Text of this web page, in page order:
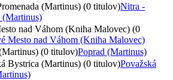
(Martinus) (0 titulov)Nitra -
(Martinus)
nad Váhom (Kniha Malovec) (0
Mesto nad Váhom (Kniha Malovec)
(0 titulov)Poprad (Martinus)
Bystrica (Martinus) (0 titulov)Považská